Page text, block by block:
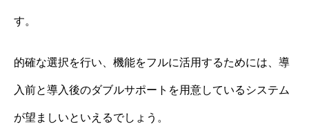
す。
的確な選択を行い、機能をフルに活用するためには、導
入前と導入後のダブルサポートを用意しているシステム
が望ましいといえるでしょう。